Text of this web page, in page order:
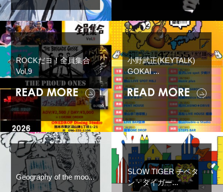
ROCKだヨ！全員集合
Vol,9
小野武正(KEYTALK)
GOKAI ...
Geography of the moo...
SLOW TIGER チベタ
ン・タイガー...